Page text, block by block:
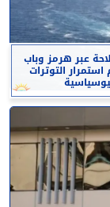
عبر هرمز وباب
التوترات